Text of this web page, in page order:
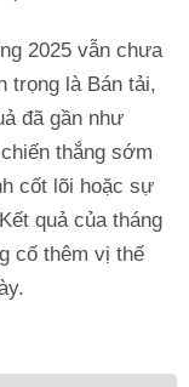
2025 vẫn chưa
trọng là Bán tải,
đã gần như
thắng sớm
cốt lõi hoặc sự
quả của tháng
cố thêm vị thế